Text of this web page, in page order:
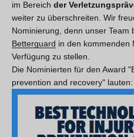
im Bereich der
weiter zu überschreiten. Wir
Nominierung, denn unser Team
Betterguard in den kommenden
Verfügung zu stellen.
Die Nominierten für den Award
prevention and recovery" lauten: